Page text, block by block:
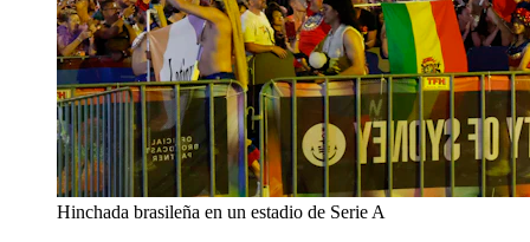
Hinchada brasileña en un estadio de Serie A